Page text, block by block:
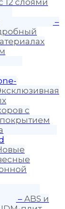
12 слоями
–
с
– ABS и